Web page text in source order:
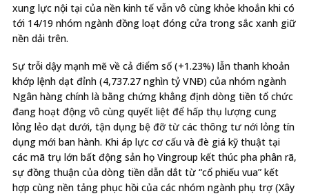
xung lực nội tại của nền kinh tế vẫn vô cùng khỏe khoắn khi có
tới 14/19 nhóm ngành đồng loạt đóng cửa trong sắc xanh giữ
nền dải trên.
Sự trỗi dậy mạnh mẽ về cả điểm số (+1.23%) lẫn thanh khoản
khớp lệnh dạt đỉnh (4,737.27 nghìn tỷ VNĐ) của nhóm ngành
Ngân hàng chính là bằng chứng khẳng định dòng tiền tổ chức
đang hoạt động vô cùng quyết liệt để hấp thụ lượng cung
lỏng lẻo dạt dưới, tận dụng bệ đỡ từ các thông tư nới lỏng tín
dụng mới ban hành. Khi áp lực cơ cấu và đè giá kỹ thuật tại
các mã trụ lớn bất động sản họ Vingroup kết thúc pha phân rã,
sự đồng thuận của dòng tiền dẫn dắt từ “cổ phiếu vua” kết
hợp cùng nền tảng phục hồi của các nhóm ngành phụ trợ (Xây